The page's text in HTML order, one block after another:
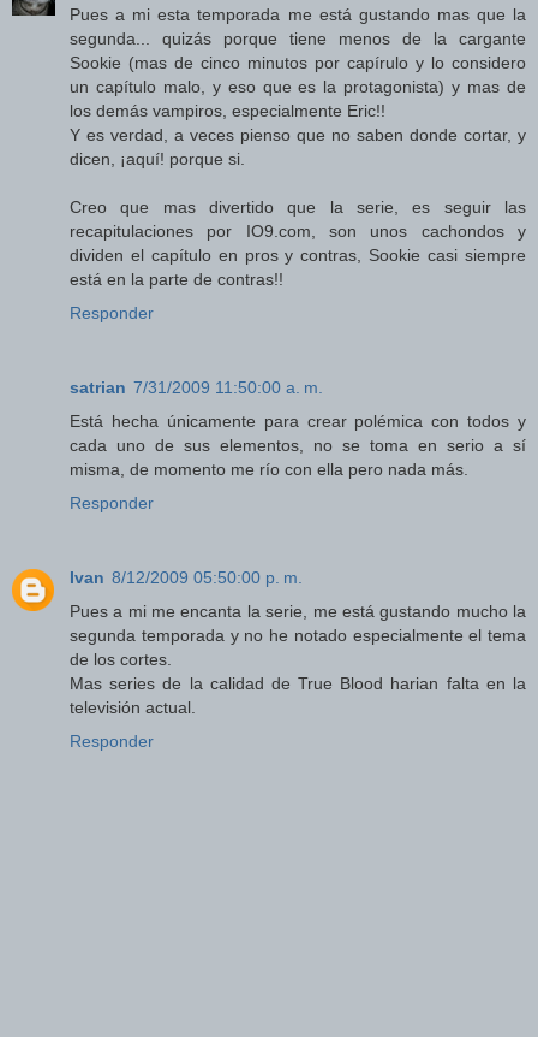
Pues a mi esta temporada me está gustando mas que la
segunda... quizás porque tiene menos de la cargante
Sookie (mas de cinco minutos por capírulo y lo considero
un capítulo malo, y eso que es la protagonista) y mas de
los demás vampiros, especialmente Eric!!
Y es verdad, a veces pienso que no saben donde cortar, y
dicen, ¡aquí! porque si.
Creo que mas divertido que la serie, es seguir las
recapitulaciones por IO9.com, son unos cachondos y
dividen el capítulo en pros y contras, Sookie casi siempre
está en la parte de contras!!
Responder
satrian 7/31/2009 11:50:00 a. m.
Está hecha únicamente para crear polémica con todos y
cada uno de sus elementos, no se toma en serio a sí
misma, de momento me río con ella pero nada más.
Responder
Ivan 8/12/2009 05:50:00 p. m.
Pues a mi me encanta la serie, me está gustando mucho la
segunda temporada y no he notado especialmente el tema
de los cortes.
Mas series de la calidad de True Blood harian falta en la
televisión actual.
Responder